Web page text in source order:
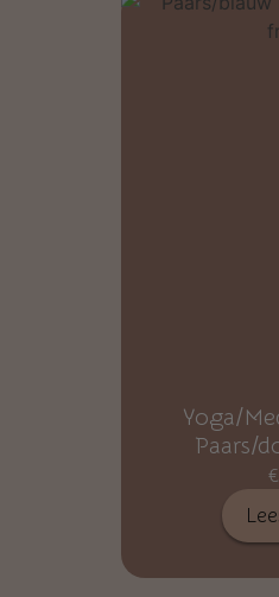
Yoga/
Paars/
€